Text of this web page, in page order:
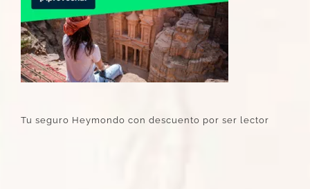
Tu seguro Heymondo con descuento por ser lector